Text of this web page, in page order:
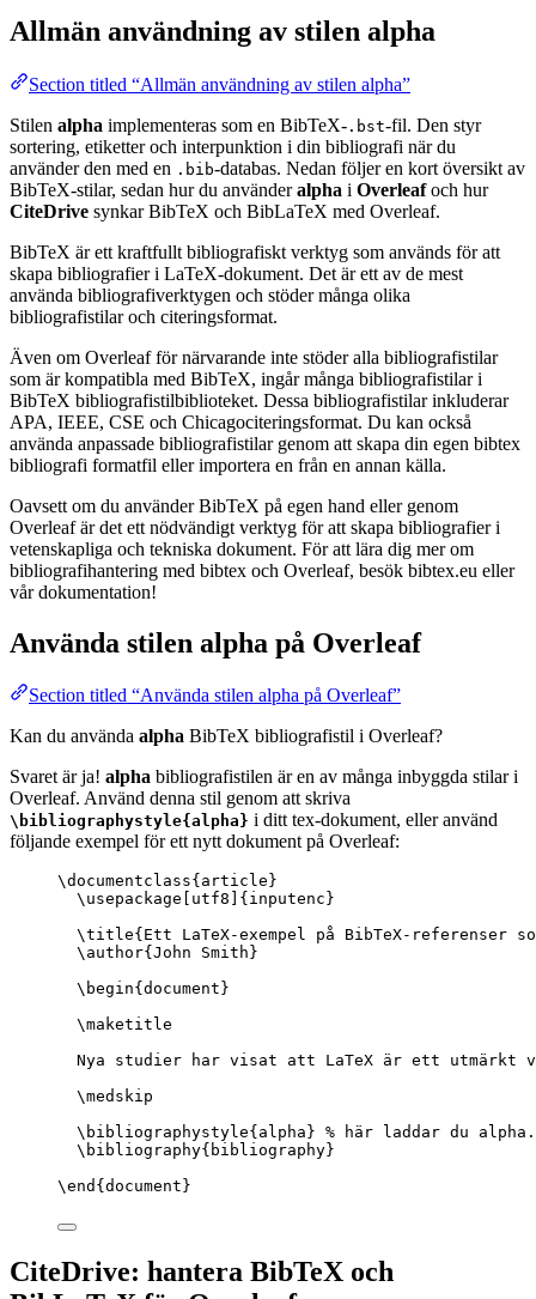
Allmän användning av stilen alpha
Section titled “Allmän användning av stilen alpha”
Stilen alpha implementeras som en BibTeX- .bst-fil. Den styr
sortering, etiketter och interpunktion i din bibliografi när du
använder den med en .bib-databas. Nedan följer en kort översikt av
BibTeX-stilar, sedan hur du använderalpha i Overleafoch hur
CiteDrive synkar BibTeX och BibLaTeX med Overleaf.
BibTeX är ett kraftfullt bibliografiskt verktyg som används för att
skapa bibliografier i LaTeX-dokument. Det är ett av de mest
använda bibliografiverktygen och stöder många olika
bibliografistilar och citeringsformat.
Även om Overleaf för närvarande inte stöder alla bibliografistilar
som är kompatibla med BibTeX, ingår många bibliografistilar i
BibTeX bibliografistilbiblioteket. Dessa bibliografistilar inkluderar
APA, IEEE, CSE och Chicagociteringsformat. Du kan också
använda anpassade bibliografistilar genom att skapa din egen bibtex
bibliografi formatfil eller importera en från en annan källa.
Oavsett om du använder BibTeX på egen hand eller genom
Overleaf är det ett nödvändigt verktyg för att skapa bibliografier i
vetenskapliga och tekniska dokument. För att lära dig mer om
bibliografihantering med bibtex och Overleaf, besök bibtex.eu eller
vår dokumentation!
Använda stilen alpha på Overleaf
Section titled “Använda stilen alpha på Overleaf”
Kan du använda alpha BibTeX bibliografistil i Overleaf?
Svaret är ja! alpha bibliografistilen är en av många inbyggda stilar i
Overleaf. Använd denna stil genom att skriva
\bibliographystyle{alpha} i ditt tex-dokument, eller använd
följande exempel för ett nytt dokument på Overleaf:
\documentclass{ article }
\usepackage
utf8 ]{ inputenc }
\title{Ett LaTeX-exempel på BibTeX-
\author{John Smith}
\begin{ document }
\maketitle
Nya studier har visat att LaTeX är ett utmärkt
\medskip
\bibliographystyle{alpha} % här laddar du
\bibliography{bibliography}
\end { document }
CiteDrive: hantera BibTeX och